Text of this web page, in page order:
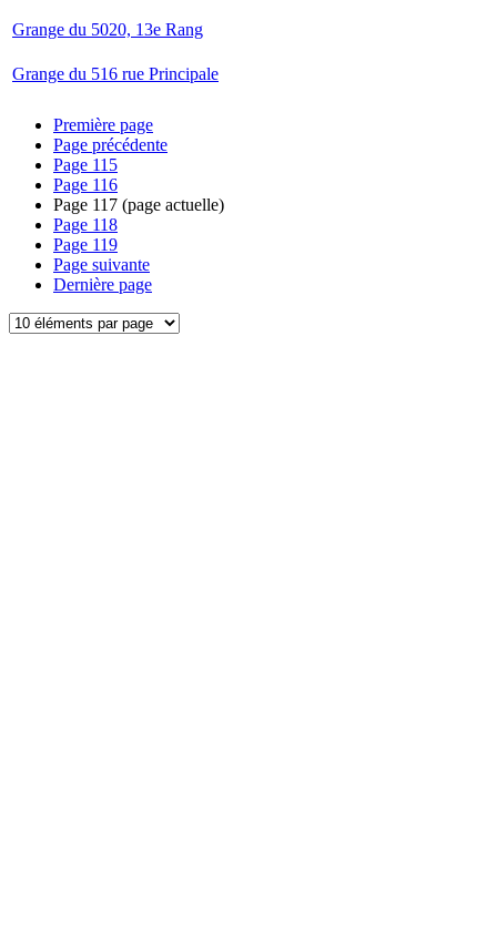
Grange du 5020, 13e Rang
Grange du 516 rue Principale
Première page
Page précédente
Page 115
Page 116
Page 117 (page actuelle)
Page 118
Page 119
Page suivante
Dernière page